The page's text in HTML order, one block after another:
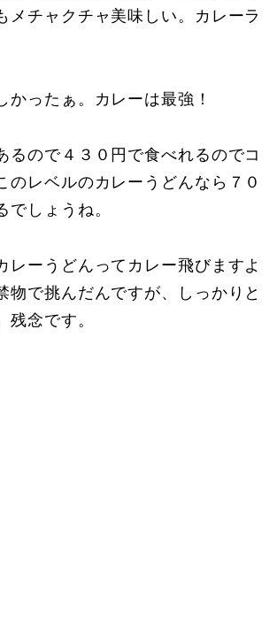
メチャクチャ美味しい。カレーラ
かったぁ。カレーは最強！
るので４３０円で食べれるのでコ
のレベルのカレーうどんなら７０
でしょうね。
レーうどんってカレー飛びますよ
物で挑んだんですが、しっかりと
残念です。